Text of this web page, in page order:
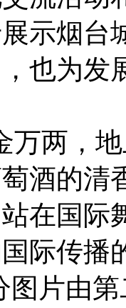
示烟台
也为发
万两，
酒的清
在国际
际传播
图片由